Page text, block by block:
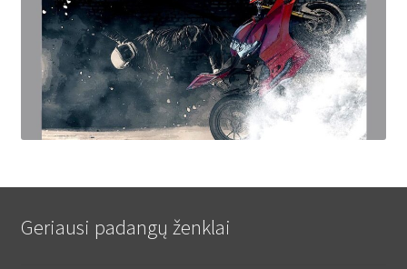
Geriausi padangų ženklai